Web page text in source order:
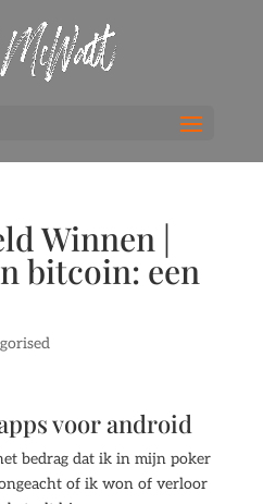
Winnen |
bitcoin: een
voor android
bedrag dat ik in mijn poker
of ik won of verloor